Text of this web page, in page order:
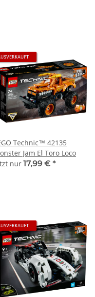
Technic™ 42135
Jam El Toro Loco
nur 17,99 € *